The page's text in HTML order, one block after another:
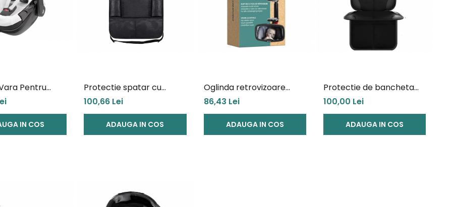
Pentru
Maxi-Cosi
IN COS
Protectie spatar cu
organizator si suport de
tableta
100,66 Lei
ADAUGA IN COS
Oglinda retrovizoare
Ezimoov Clip
86,43 Lei
ADAUGA IN COS
Protectie de bancheta
scaun auto
100,00 Lei
ADAUGA IN COS